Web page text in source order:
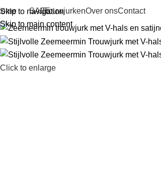
Skip to navigation
Skip to main content
SALETrouwjurkenOver onsContact
Click to enlarge